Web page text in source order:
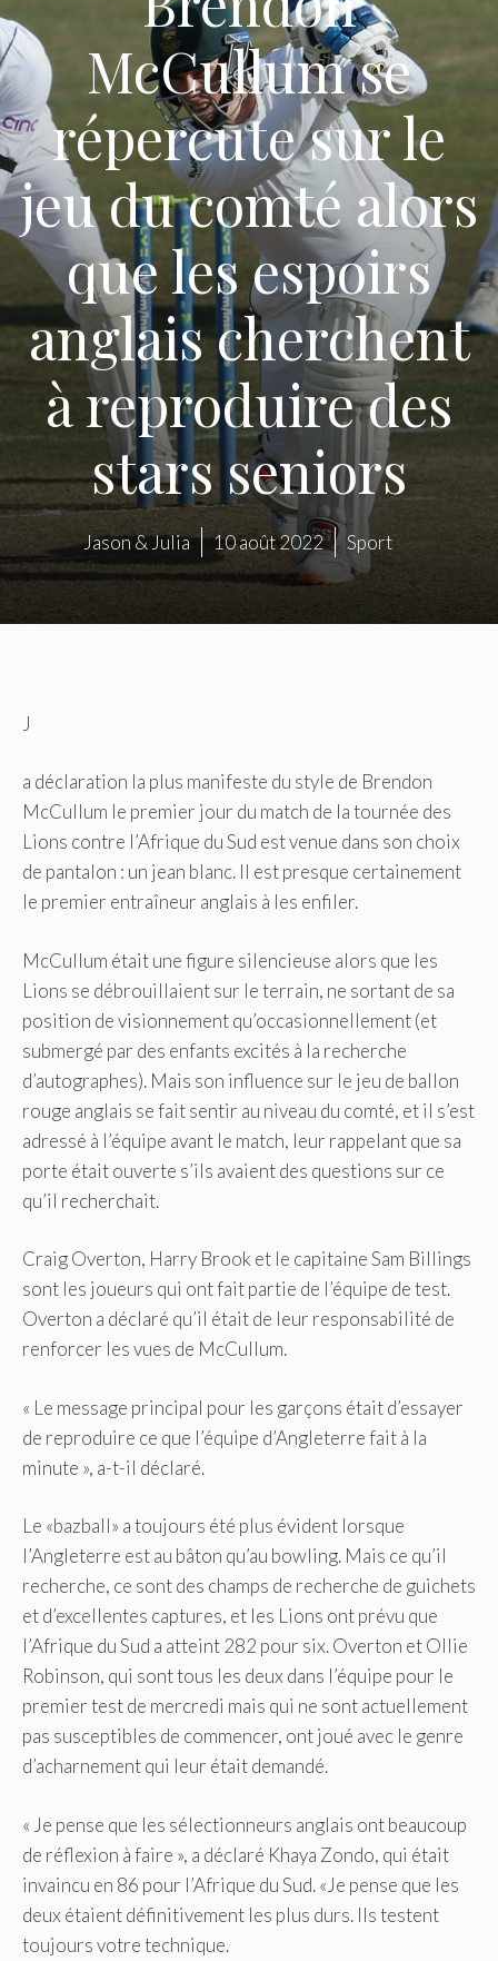
McCullum se
répercute sur le
jeu du comté alors
que les espoirs
anglais cherchent
à reproduire des
stars seniors
Jason & Julia 10 août 2022 Sport
J
a déclaration la plus manifeste du style de Brendon
McCullum le premier jour du match de la tournée des
Lions contre l’Afrique du Sud est venue dans son choix
de pantalon : un jean blanc. Il est presque certainement
le premier entraîneur anglais à les enfiler.
McCullum était une figure silencieuse alors que les
Lions se débrouillaient sur le terrain, ne sortant de sa
position de visionnement qu’occasionnellement (et
submergé par des enfants excités à la recherche
d’autographes). Mais son influence sur le jeu de ballon
rouge anglais se fait sentir au niveau du comté, et il s’est
adressé à l’équipe avant le match, leur rappelant que sa
porte était ouverte s’ils avaient des questions sur ce
qu’il recherchait.
Craig Overton, Harry Brook et le capitaine Sam Billings
sont les joueurs qui ont fait partie de l’équipe de test.
Overton a déclaré qu’il était de leur responsabilité de
renforcer les vues de McCullum.
« Le message principal pour les garçons était d’essayer
de reproduire ce que l’équipe d’Angleterre fait à la
minute », a-t-il déclaré.
Le «bazball» a toujours été plus évident lorsque
l’Angleterre est au bâton qu’au bowling. Mais ce qu’il
recherche, ce sont des champs de recherche de guichets
et d’excellentes captures, et les Lions ont prévu que
l’Afrique du Sud a atteint 282 pour six. Overton et Ollie
Robinson, qui sont tous les deux dans l’équipe pour le
premier test de mercredi mais qui ne sont actuellement
pas susceptibles de commencer, ont joué avec le genre
d’acharnement qui leur était demandé.
« Je pense que les sélectionneurs anglais ont beaucoup
de réflexion à faire », a déclaré Khaya Zondo, qui était
invaincu en 86 pour l’Afrique du Sud. «Je pense que les
deux étaient définitivement les plus durs. Ils testent
toujours votre technique.